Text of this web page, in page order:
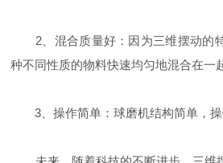
2、混合质量好：因为三维摆动的
种不同性质的物料快速均匀地混合在一
3、操作简单：球磨机结构简单，操